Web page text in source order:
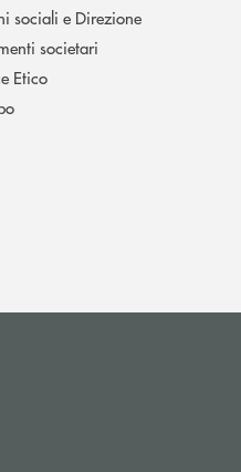
sociali e Direzione
societari
Etico